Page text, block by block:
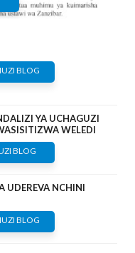
BLOG
YA UCHAGUZI
WELEDI
BLOG
UDEREVA NCHINI
BLOG